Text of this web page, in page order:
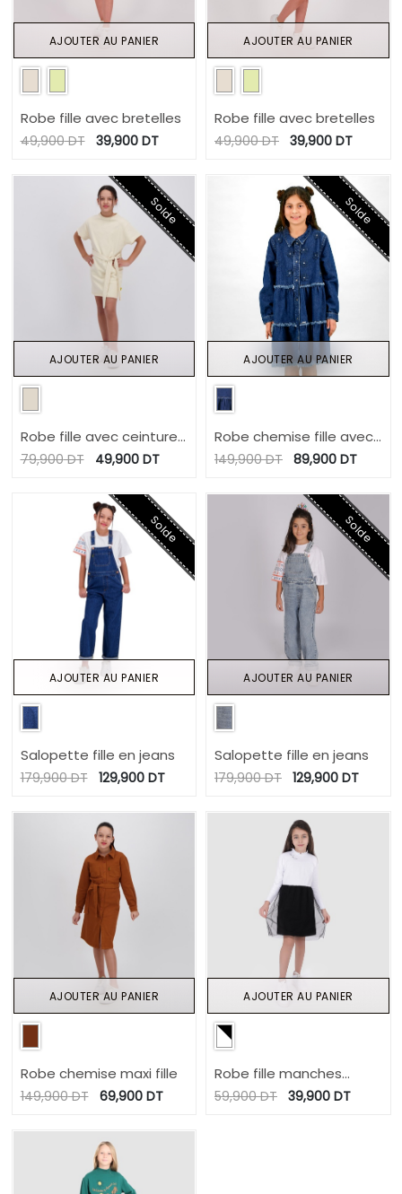
Robe fille avec bretelles
49,900DT 39,900DT
AJOUTER AU PANIER
Robe fille avec bretelles
49,900DT 39,900 DT
AJOUTER AU PANIER
Solde
Robe fille avec ceinture
à la taille et broderie
79,900DT 49,900DT
AJOUTER AU PANIER
Solde
Robe chemise fille avec
fleurs a volants en jeans
149,900DT 89,900 DT
AJOUTER AU PANIER
Solde
Salopette fille en jeans
179,900DT 129,900DT
AJOUTER AU PANIER
Solde
Salopette fille en jeans
179,900DT 129,900 DT
AJOUTER AU PANIER
Robe chemise maxi fille
149,900DT 69,900DT
AJOUTER AU PANIER
Robe fille manches
longues avec volant en
59,900DT 39,900 DT
AJOUTER AU PANIER